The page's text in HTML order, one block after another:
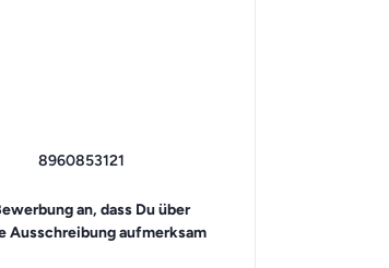
8960853121
an, dass Du über
Ausschreibung aufmerksam